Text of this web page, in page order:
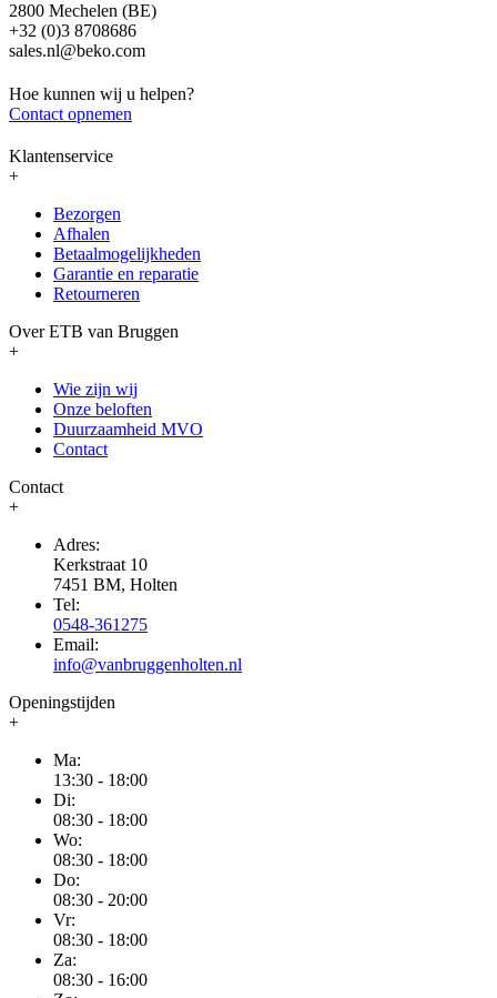
2800 Mechelen (BE)
+32 (0)3 8708686
sales.nl@beko.com
Hoe kunnen wij u helpen?
Contact opnemen
Klantenservice
+
Bezorgen
Afhalen
Betaalmogelijkheden
Garantie en reparatie
Retourneren
Over ETB van Bruggen
+
Wie zijn wij
Onze beloften
Duurzaamheid MVO
Contact
Contact
+
Adres:
Kerkstraat 10
7451 BM, Holten
Tel:
0548-361275
Email:
info@vanbruggenholten.nl
Openingstijden
+
Ma:
13:30 - 18:00
Di:
08:30 - 18:00
Wo:
08:30 - 18:00
Do:
08:30 - 20:00
Vr:
08:30 - 18:00
Za:
08:30 - 16:00